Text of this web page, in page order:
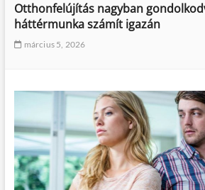
Otthonfelújítás nagyban
háttérmunka számít igazán
március 5, 2026